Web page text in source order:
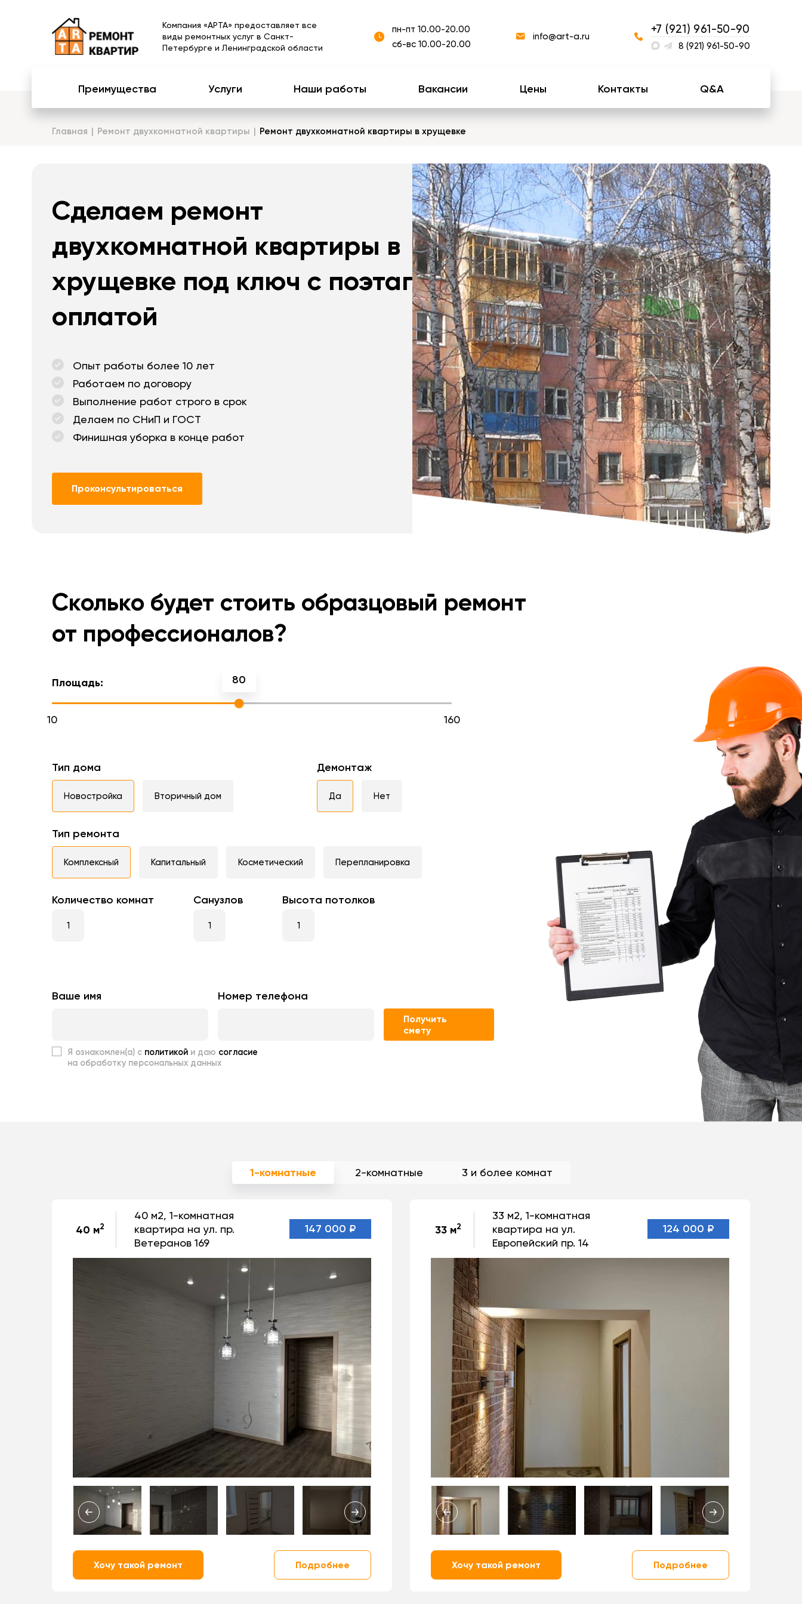
Компания «АРТА» предоставляет все
виды ремонтных услуг в Санкт-
Петербурге и Ленинградской области
пн-пт 10.00-20.00
сб-вс 10.00-20.00
info@art-a.ru
+7 (921) 961-50-90
8 (921) 961-50-90
Преимущества Услуги Наши работы Вакансии Цены Контакты Q&A
Главная Ремонт двухкомнатной квартиры Ремонт двухкомнатной квартиры в хрущевке
Сделаем ремонт
двухкомнатной квартиры в
хрущевке под ключ с поэтапной
оплатой
Опыт работы более 10 лет
Работаем по договору
Выполнение работ строго в срок
Делаем по СНиП и ГОСТ
Финишная уборка в конце работ
Проконсультироваться
Сколько будет стоить образцовый ремонт
от профессионалов?
Площадь: 80
10 160
Тип дома
Новостройка Вторичный дом
Демонтаж
Да Нет
Тип ремонта
Комплексный Капитальный Косметический Перепланировка
Количество комнат Санузлов Высота потолков
Ваше имя Номер телефона
Получить
смету
Я ознакомлен(а) с политикой и даю согласие
на обработку персональных данных
1-комнатные 2-комнатные 3 и более комнат
40 м2
40 м2, 1-комнатная
квартира на ул. пр.
Ветеранов 169
147 000 ₽
Хочу такой ремонт Подробнее
33 м2
33 м2, 1-комнатная
квартира на ул.
Европейский пр. 14
124 000 ₽
Хочу такой ремонт Подробнее